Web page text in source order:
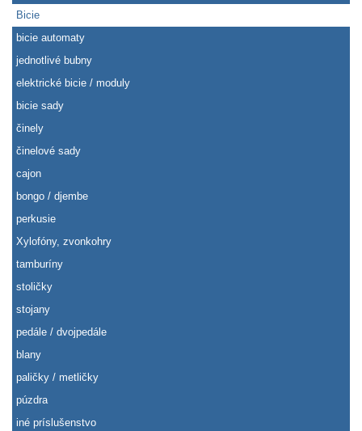
Bicie
bicie automaty
jednotlivé bubny
elektrické bicie / moduly
bicie sady
činely
činelové sady
cajon
bongo / djembe
perkusie
Xylofóny, zvonkohry
tamburíny
stoličky
stojany
pedále / dvojpedále
blany
paličky / metličky
púzdra
iné príslušenstvo